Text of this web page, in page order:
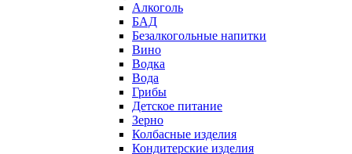
Алкоголь
БАД
Безалкогольные напитки
Вино
Водка
Вода
Грибы
Детское питание
Зерно
Колбасные изделия
Кондитерские изделия